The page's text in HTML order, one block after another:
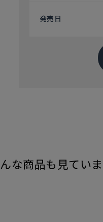
発売日
な商品も見てい